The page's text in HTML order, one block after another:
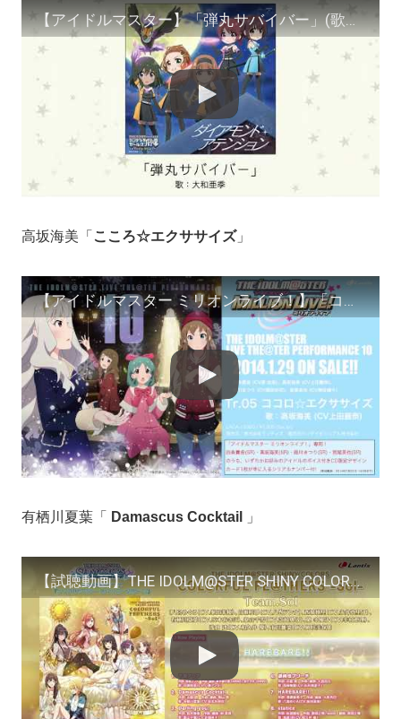
【アイドルマスター】「弾丸サバイバー」(歌：大和亜季)
高坂海美「 こころ☆エクササイズ」
【アイドルマスター ミリオンライブ！】「ココロ☆エクササイズ」試聴動画
有栖川夏葉「 Damascus Cocktail 」
【試聴動画】THE IDOLM@STER SHINY COLORS COLORFUL FE@THERS -Sol-